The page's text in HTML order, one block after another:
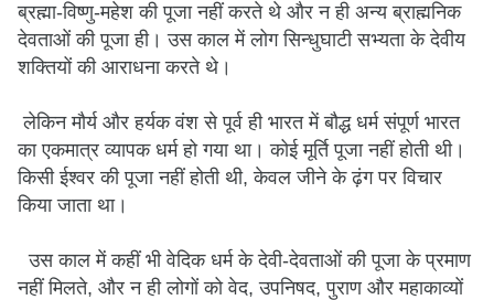
ब्रह्मा-विष्णु-महेश की पूजा नहीं करते थे और न ही अन्य ब्राह्मनिक
देवताओं की पूजा ही। उस काल में लोग सिन्धुघाटी सभ्यता के देवीय
शक्तियों की आराधना करते थे।
लेकिन मौर्य और हर्यक वंश से पूर्व ही भारत में बौद्ध धर्म संपूर्ण भारत
का एकमात्र व्यापक धर्म हो गया था। कोई मूर्ति पूजा नहीं होती थी।
किसी ईश्वर की पूजा नहीं होती थी, केवल जीने के ढ़ंग पर विचार
किया जाता था।
उस काल में कहीं भी वेदिक धर्म के देवी-देवताओं की पूजा के प्रमाण
नहीं मिलते, और न ही लोगों को वेद, उपनिषद, पुराण और महाकाव्यों